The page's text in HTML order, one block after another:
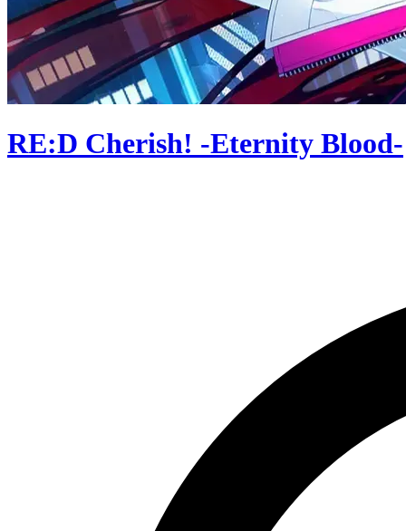
RE:D Cherish! -Eternity Blood-